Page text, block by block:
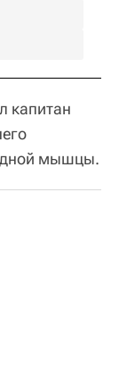
капитан
мышцы.